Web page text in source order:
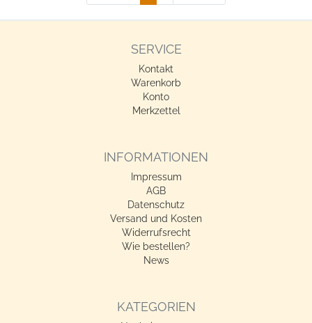
SERVICE
Kontakt
Warenkorb
Konto
Merkzettel
INFORMATIONEN
Impressum
AGB
Datenschutz
Versand und Kosten
Widerrufsrecht
Wie bestellen?
News
KATEGORIEN